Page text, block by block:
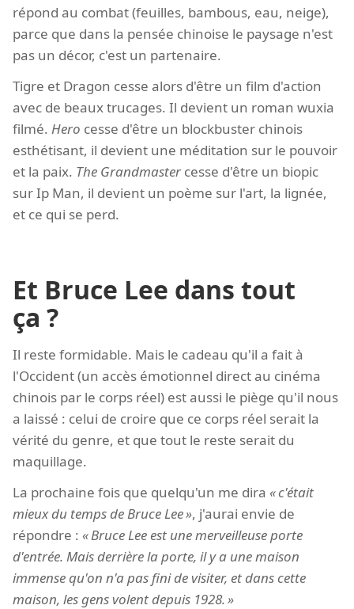
répond au combat (feuilles, bambous, eau, neige),
parce que dans la pensée chinoise le paysage n'est
pas un décor, c'est un partenaire.
Tigre et Dragon cesse alors d'être un film d'action
avec de beaux trucages. Il devient un roman wuxia
filmé. Hero cesse d'être un blockbuster chinois
esthétisant, il devient une méditation sur le pouvoir
et la paix. The Grandmastercesse d'être un biopic
sur Ip Man, il devient un poème sur l'art, la lignée,
et ce qui se perd.
Et Bruce Lee dans tout
ça ?
Il reste formidable. Mais le cadeau qu'il a fait à
l'Occident (un accès émotionnel direct au cinéma
chinois par le corps réel) est aussi le piège qu'il nous
a laissé : celui de croire que ce corps réel serait la
vérité du genre, et que tout le reste serait du
maquillage.
La prochaine fois que quelqu'un me dira
c'était
mieux du temps de Bruce Lee , j'aurai envie de
répondre :
Bruce Lee est une merveilleuse porte
d'entrée. Mais derrière la porte, il y a une maison
immense qu'on n'a pas fini de visiter, et dans cette
maison, les gens volent depuis 1928.